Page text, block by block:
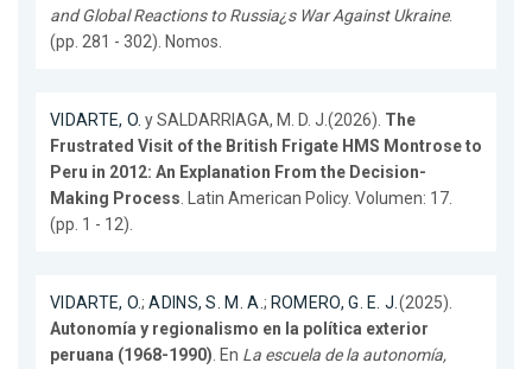
and Global Reactions to Russia¿s War Against Ukraine.
(pp. 281 - 302). Nomos.
VIDARTE, O. y SALDARRIAGA, M. D. J.(2026). The
Frustrated Visit of the British Frigate HMS Montrose to
Peru in 2012: An Explanation From the Decision-
Making Process . Latin American Policy. Volumen: 17.
(pp. 1 - 12).
VIDARTE, O.;ADINS, S. M. A. ; ROMERO, G. E. J. (2025).
Autonomía y regionalismo en la política exterior
peruana (1968-1990) . En La escuela de la autonomía,